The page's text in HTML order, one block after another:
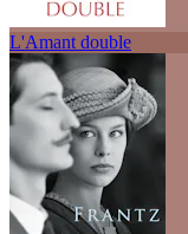
L'Amant double